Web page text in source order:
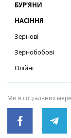
БУР’ЯНИ
НАСІННЯ
Зернові
Зернобобові
Олійні
Ми в соціальних